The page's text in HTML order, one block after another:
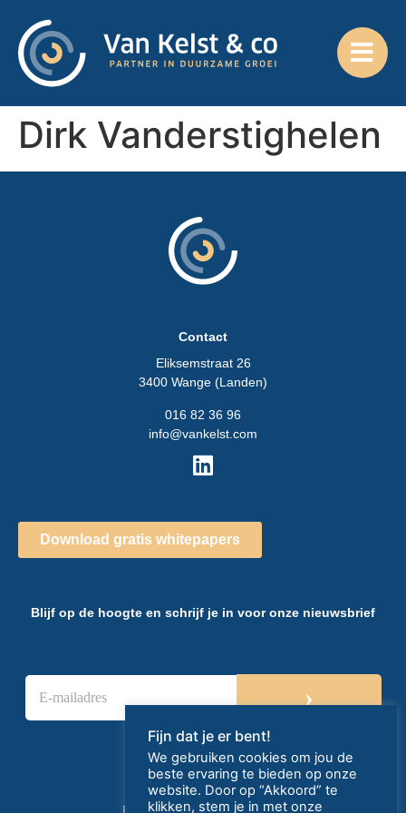
Dirk Vanderstighelen
Contact
Eliksemstraat 26
3400 Wange (Landen)
016 82 36 96
info@vankelst.com
Download gratis whitepapers
Blijf op de hoogte en schrijf je in voor onze nieuwsbrief
E
m
›
Fijn dat je er bent!
We gebruiken cookies om jou de
beste ervaring te bieden op onze
website. Door op “Akkoord” te
klikken, stem je in met onze